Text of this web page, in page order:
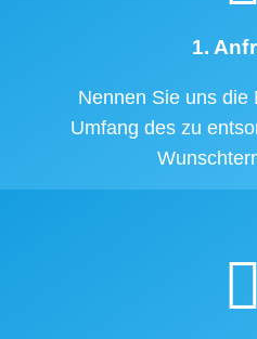
1.
Nennen Sie uns die
Umfang des zu